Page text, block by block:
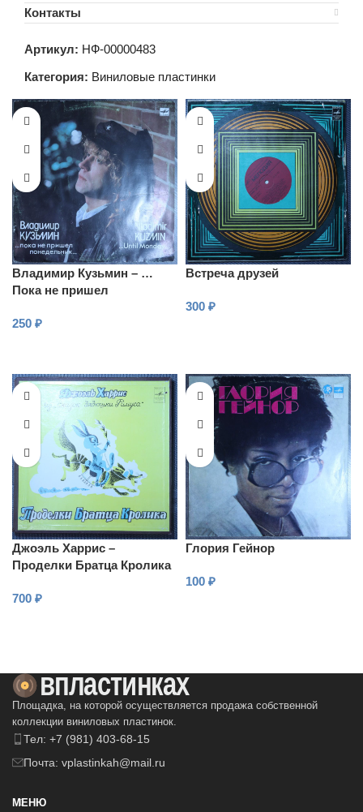
Контакты
Артикул: НФ-00000483
Категория: Виниловые пластинки
Владимир Кузьмин – …
Пока не пришел
250 ₽
Встреча друзей
300 ₽
Джоэль Харрис –
Проделки Братца Кролика
700 ₽
Глория Гейнор
100 ₽
Площадка, на которой осуществляется продажа собственной
коллекции виниловых пластинок.
Тел: +7 (981) 403-68-15
Почта: vplastinkah@mail.ru
МЕНЮ